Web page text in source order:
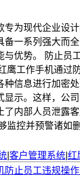
专为现代企业设
备一系列强大而
与优势。 防止员
鹰工作手机通过
种信息进行加密
显示。这样，公
了内部人员泄露
监控并预警诸如
客户管理系统 红
防止员工违规操